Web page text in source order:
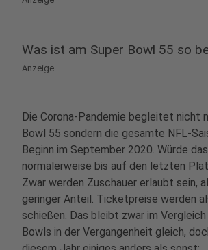
Was ist am Super Bowl 55 so
Anzeige
Die Corona-Pandemie begleitet nicht
Bowl 55 sondern die gesamte NFL-
Beginn im September 2020. Würde
normalerweise bis auf den letzten
Zwar werden Zuschauer erlaubt sein,
geringer Anteil. Ticketpreise werden
schießen. Das bleibt zwar im
Bowls in der Vergangenheit gleich,